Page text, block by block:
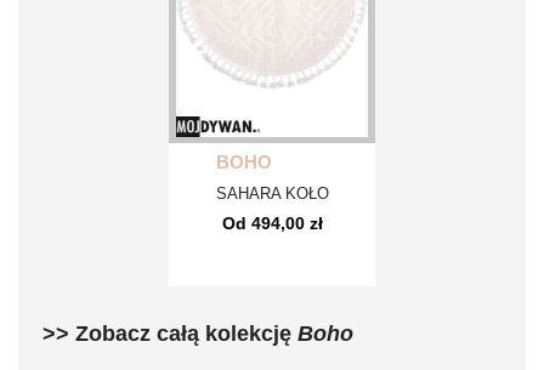
BOHO
SAHARA KOŁO
Od 494,00 zł
>> Zobacz całą kolekcję Boho